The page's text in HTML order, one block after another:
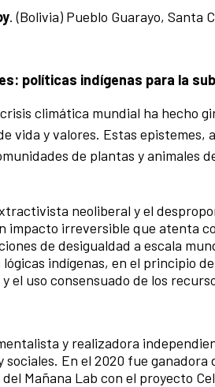
. (Bolivia) Pueblo Guarayo, Santa
políticas indígenas para la
climática mundial ha hecho
vida y valores. Estas
de plantas y animales
neoliberal y el
impacto irreversible que atenta
de desigualdad a escala
indígenas, en el principio
el uso consensuado de los
y realizadora
sociales. En el 2020 fue
Mañana Lab con el proyecto